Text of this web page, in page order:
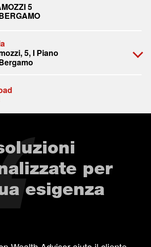
5
5, I Piano
per
esigenza